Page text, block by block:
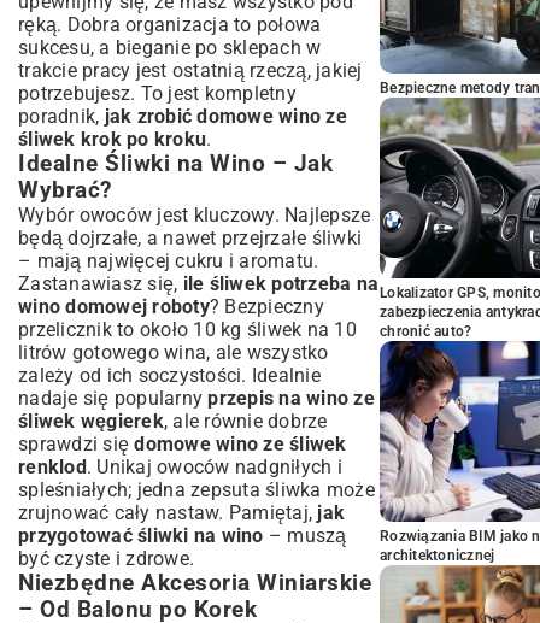
ręką. Dobra organizacja to połowa
sukcesu, a bieganie po sklepach w
trakcie pracy jest ostatnią rzeczą, jakiej
potrzebujesz. To jest kompletny
poradnik, jak zrobić domowe wino ze
śliwek krok po kroku.
Idealne Śliwki na Wino – Jak
Wybrać?
Wybór owoców jest kluczowy. Najlepsze
będą dojrzałe, a nawet przejrzałe śliwki
– mają najwięcej cukru i aromatu.
Zastanawiasz się, ile śliwek potrzeba na
wino domowej roboty? Bezpieczny
przelicznik to około 10 kg śliwek na 10
litrów gotowego wina, ale wszystko
zależy od ich soczystości. Idealnie
nadaje się popularnyprzepis na wino ze
śliwek węgierek, ale równie dobrze
sprawdzi siędomowe wino ze śliwek
renklod. Unikaj owoców nadgniłych i
spleśniałych; jedna zepsuta śliwka może
zrujnować cały nastaw. Pamiętaj, jak
przygotować śliwki na wino – muszą
być czyste i zdrowe.
Niezbędne Akcesoria Winiarskie
– Od Balonu po Korek
Bezpieczne metody
Lokalizator GPS,
zabezpieczenia
chronić auto?
Rozwiązania BIM jako
architektonicznej